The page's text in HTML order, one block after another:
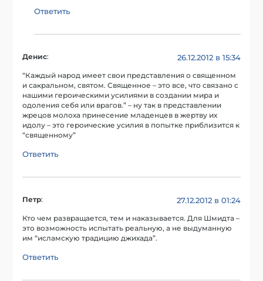
Ответить
Денис: 26.12.2012 в 15:34
“Каждый народ имеет свои представления о священном
и сакральном, святом. Священное – это все, что связано с
нашими героическими усилиями в создании мира и
одоления себя или врагов.” – ну так в представлении
жрецов молоха принесение младенцев в жертву их
идолу – это героические усилия в попытке приблизится к
“священному”
Ответить
Петр: 27.12.2012 в 01:24
Кто чем развращается, тем и наказывается. Для Шмидта –
это возможность испытать реальную, а не выдуманную
им “исламскую традицию джихада”.
Ответить